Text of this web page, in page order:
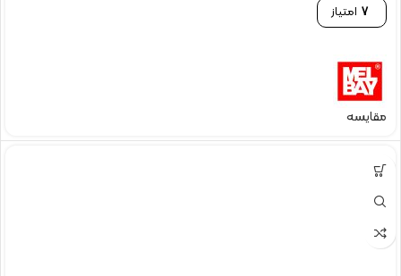
7 امتیاز
مقایسه